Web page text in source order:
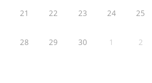
21 22 23 24 25
28 29 30 1 2